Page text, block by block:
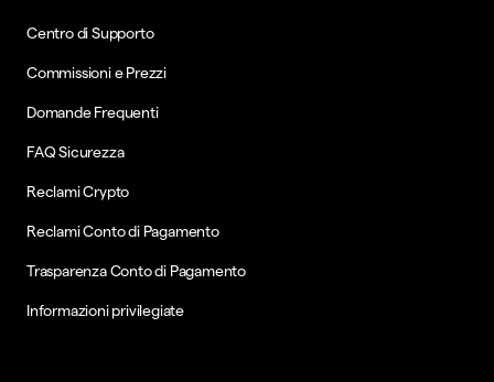
Centro di Supporto
Commissioni e Prezzi
Domande Frequenti
FAQ Sicurezza
Reclami Crypto
Reclami Conto di Pagamento
Trasparenza Conto di Pagamento
Informazioni privilegiate